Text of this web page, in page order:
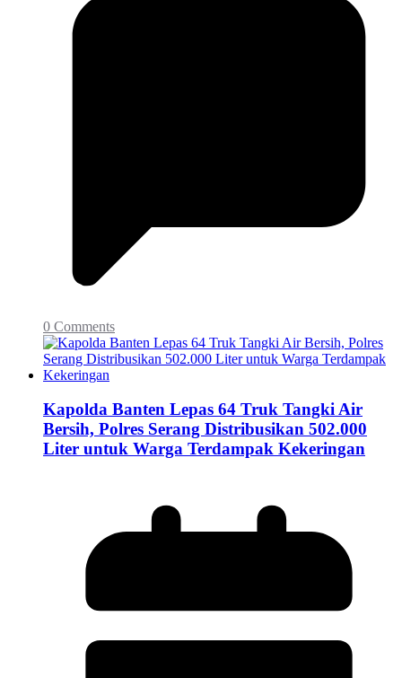
0 Comments
Kapolda Banten Lepas 64 Truk Tangki Air
Bersih, Polres Serang Distribusikan 502.000
Liter untuk Warga Terdampak Kekeringan